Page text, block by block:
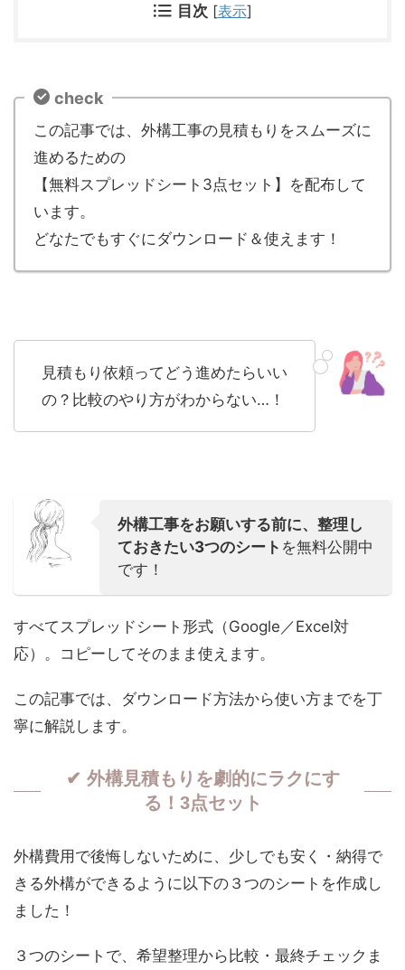
目次 [表示]
check
この記事では、外構工事の見積もりをスムーズに
進めるための
【無料スプレッドシート3点セット】を配布して
います。
どなたでもすぐにダウンロード＆使えます！
見積もり依頼ってどう進めたらいい
の？比較のやり方がわからない…！
外構工事をお願いする前に、整理し
ておきたい3つのシート を無料公開中
です！
すべてスプレッドシート形式（Google／Excel対
応）。コピーしてそのまま使えます。
この記事では、ダウンロード方法から使い方までを丁
寧に解説します。
✔ 外構見積もりを劇的にラクにす
る！3点セット
外構費用で後悔しないために、少しでも安く・納得で
きる外構ができるように以下の３つのシートを作成し
ました！
３つのシートで、希望整理から比較・最終チェックま